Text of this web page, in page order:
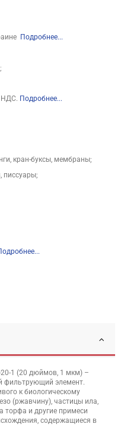
Подробнее...
НДС. Подробнее...
кран-буксы, мембраны;
писсуары;
1 (20 дюймов, 1 мкм) –
фильтрующий элемент.
к биологическому
(ржавчину), частицы ила,
торфа и другие примеси
содержащиеся в